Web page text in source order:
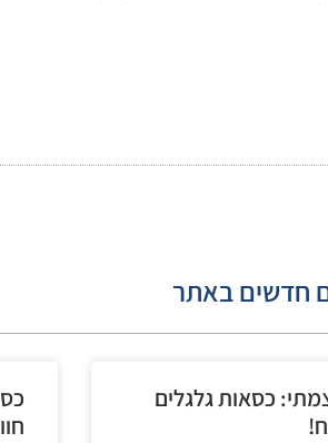
חדשים באתר
כסאות גלגלים